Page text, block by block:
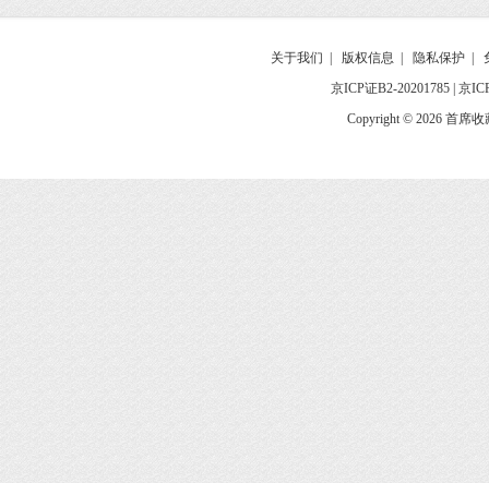
关于我们 版权信息 隐私保护
京ICP证B2-20201785 京
Copyright © 2026 首席收